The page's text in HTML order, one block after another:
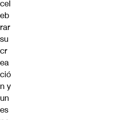
cel
eb
rar
su
cr
ea
ció
n y
un
es